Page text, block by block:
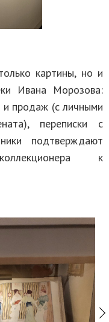
картины, но и
Ивана Морозова:
и продаж (с личными
переписки с
подтверждают
к